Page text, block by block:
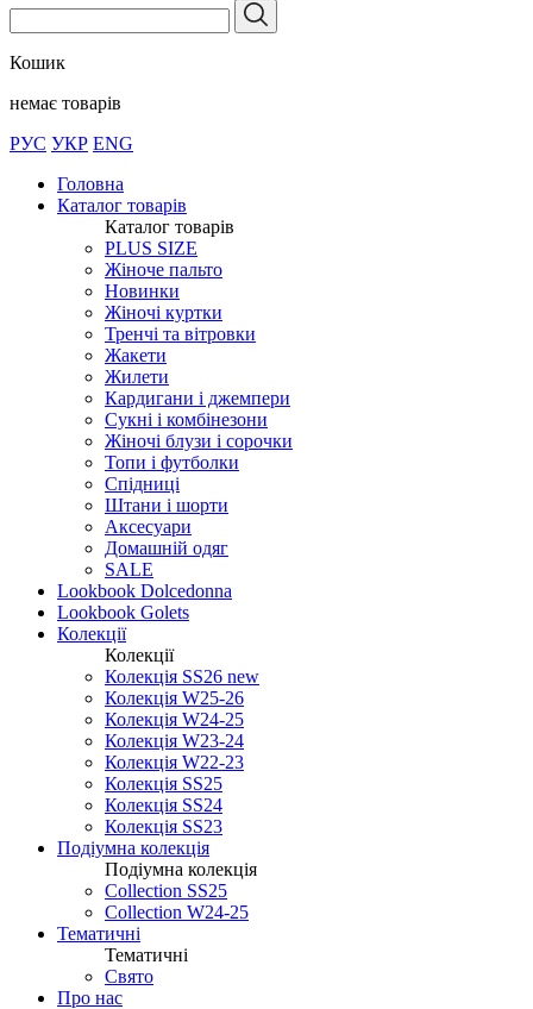
Кошик
немає товарів
РУС УКР ENG
Головна
Каталог товарів
Каталог товарів
PLUS SIZE
Жіноче пальто
Новинки
Жіночі куртки
Тренчі та вітровки
Жакети
Жилети
Кардигани і джемпери
Сукні і комбінезони
Жіночі блузи і сорочки
Топи і футболки
Спідниці
Штани і шорти
Аксесуари
Домашній одяг
SALE
Lookbook Dolcedonna
Lookbook Golets
Колекції
Колекції
Колекція SS26 new
Колекція W25-26
Колекція W24-25
Колекція W23-24
Колекція W22-23
Колекція SS25
Колекція SS24
Колекція SS23
Подіумна колекція
Подіумна колекція
Collection SS25
Collection W24-25
Тематичні
Тематичні
Свято
Про нас